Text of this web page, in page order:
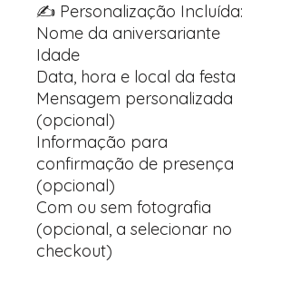
✍️ Personalização Incluída:
Nome da aniversariante
Idade
Data, hora e local da festa
Mensagem personalizada
(opcional)
Informação para
confirmação de presença
(opcional)
Com ou sem fotografia
(opcional, a selecionar no
checkout)